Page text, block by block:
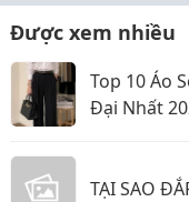
Được xem nhiều
Top 10 Áo
Đại Nhất
TẠI SAO